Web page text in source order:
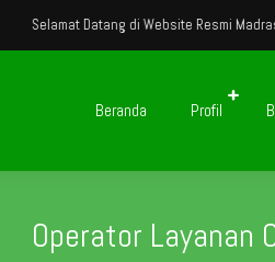
Selamat Datang di Website Resmi
Beranda Profil
Operator Layanan